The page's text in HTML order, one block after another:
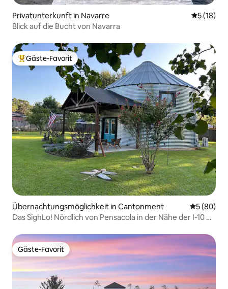
Privatunterkunft in Navarre
5 (18)
Blick auf die Bucht von Navarra
Beliebter Gäste-Favorit.
Gäste-Favorit
Übernachtungsmöglichkeit in Cantonment
5 (80)
Das SighLo! Nördlich von Pensacola in der Nähe der I-10 &
Gäste-Favorit
Gäste-Favorit